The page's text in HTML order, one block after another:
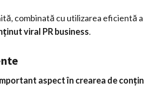
combinată cu utilizarea eficientă a
viral PR business.
aspect în crearea de